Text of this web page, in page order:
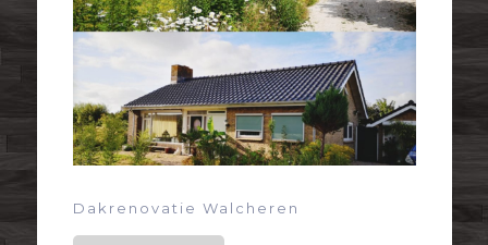
Dakrenovatie Walcheren